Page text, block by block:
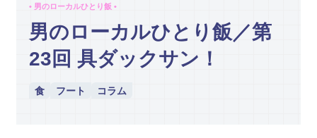
• 男のローカルひとり飯 •
男のローカルひとり飯／第
23回 具ダックサン！
食 フート コラム